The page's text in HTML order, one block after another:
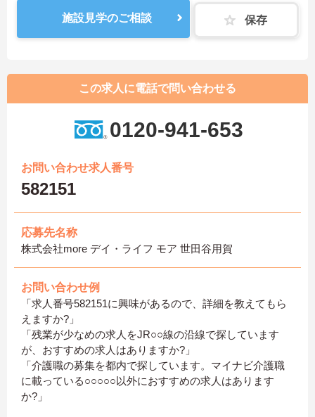
施設見学のご相談 保存
この求人に電話で問い合わせる
0120-941-653
お問い合わせ求人番号
582151
応募先名称
株式会社more デイ・ライフ モア 世田谷用賀
お問い合わせ例
「求人番号582151に興味があるので、詳細を教えてもら
えますか?」
「残業が少なめの求人をJR○○線の沿線で探しています
が、おすすめの求人はありますか?」
「介護職の募集を都内で探しています。マイナビ介護職
に載っている○○○○○以外におすすめの求人はあります
か?」